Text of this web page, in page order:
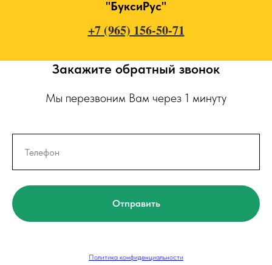
"БуксиРус"
+7 (965) 156-50-71
Закажите обратный звонок
Мы перезвоним Вам через 1 минуту
Отправить
Политика конфиденциальности